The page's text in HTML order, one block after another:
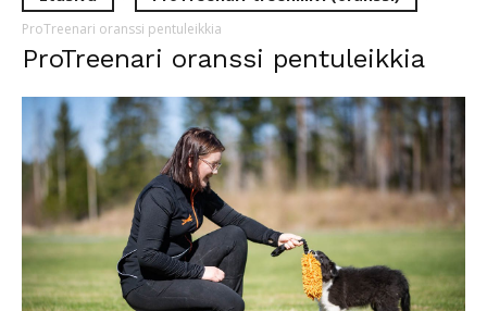
ProTreenari oranssi pentuleikkia
ProTreenari oranssi pentuleikkia